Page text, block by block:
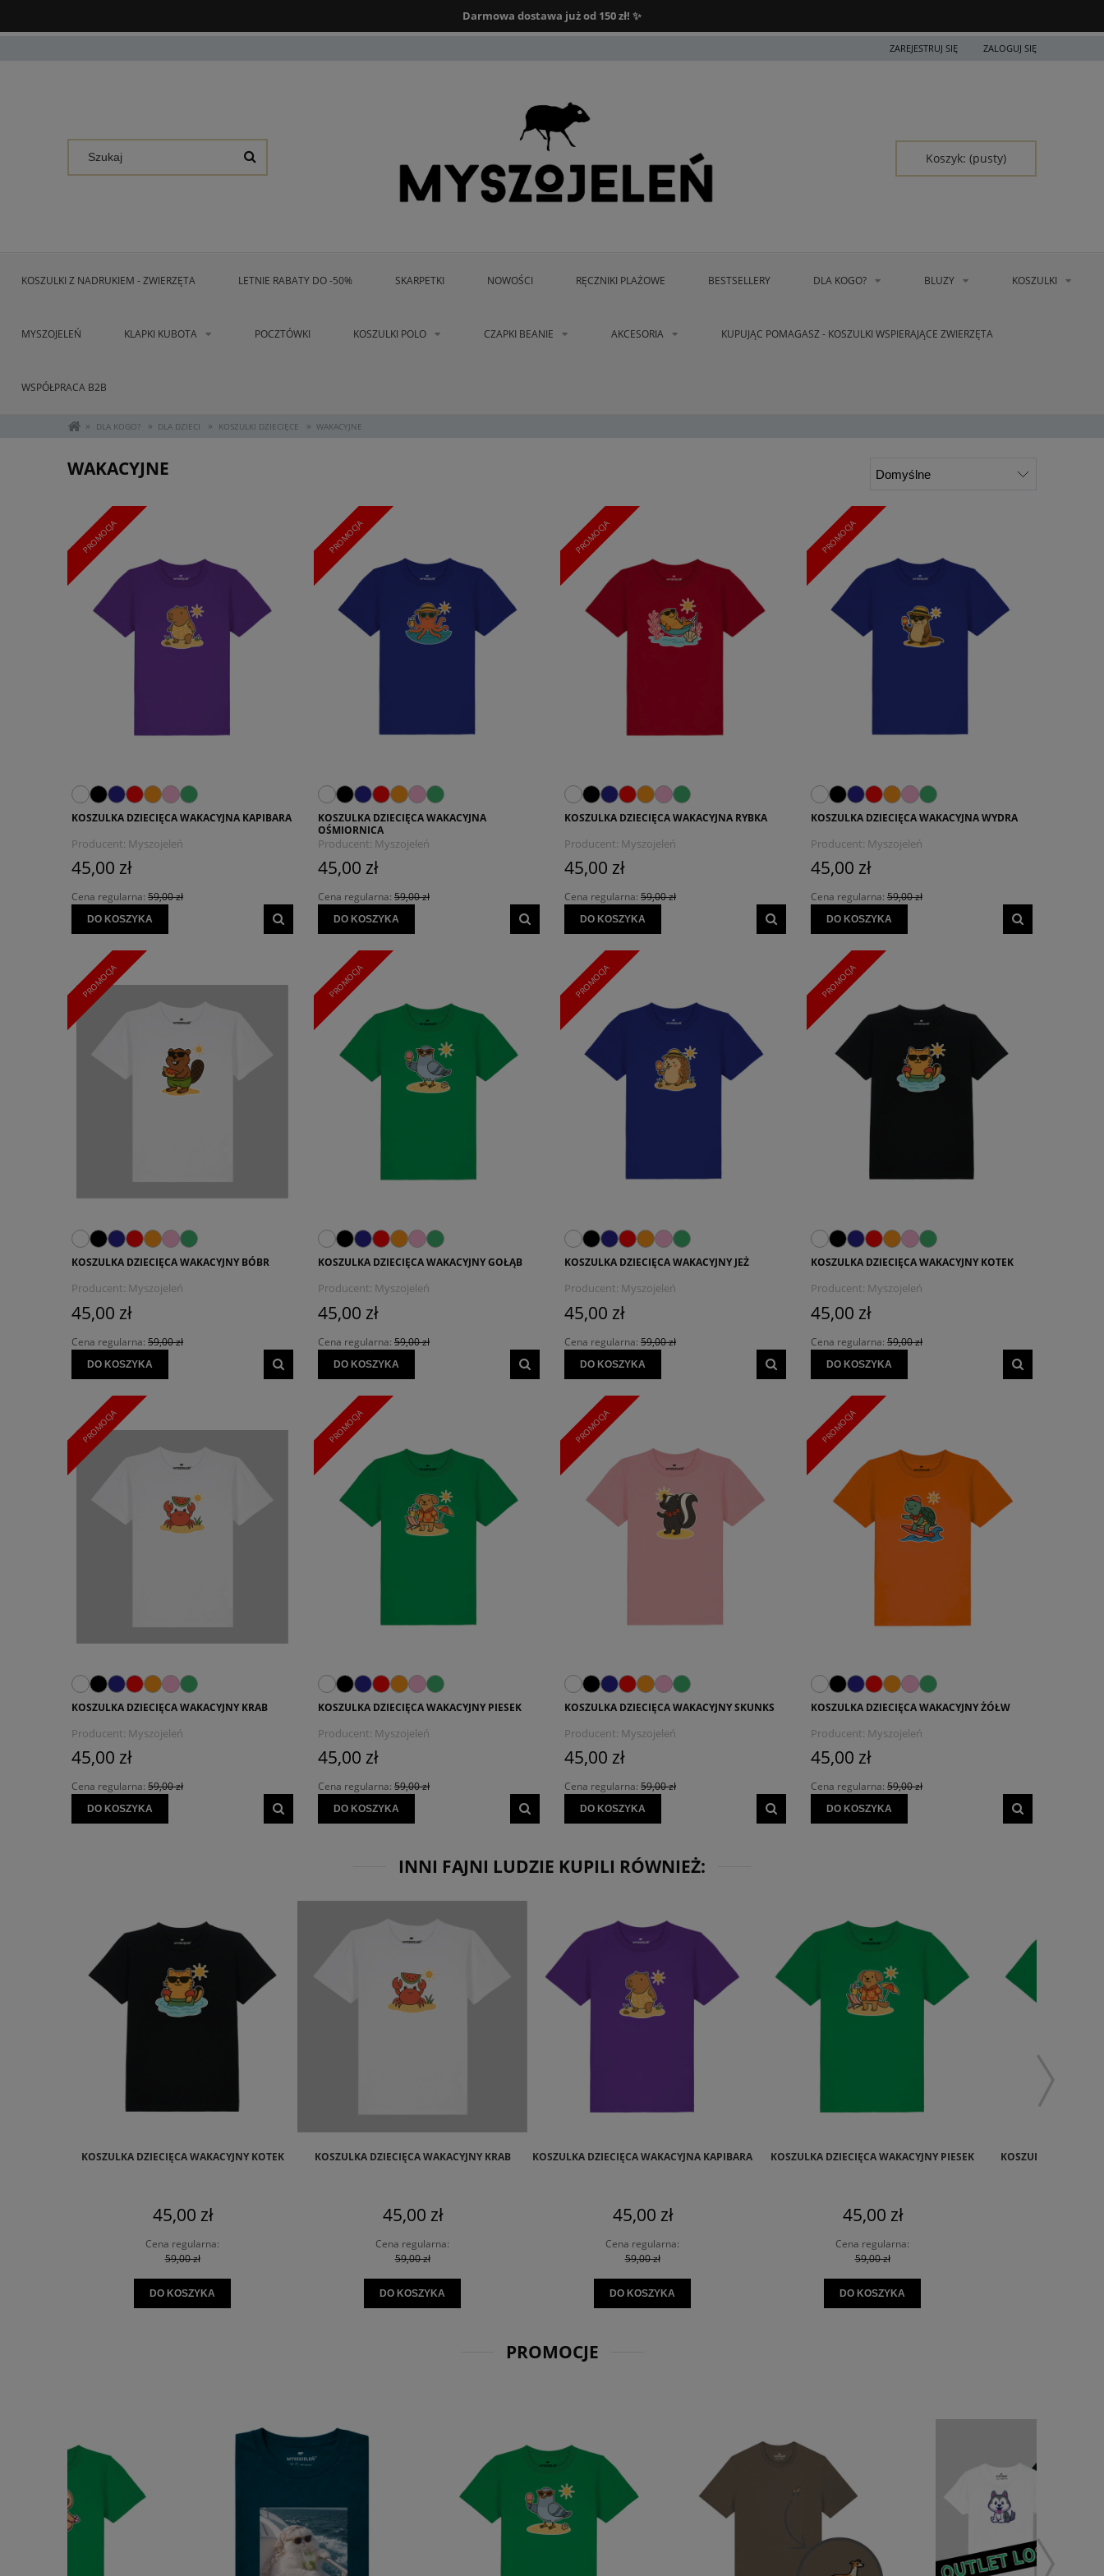
Darmowa dostawa od 150 zł.
Darmowa dostawa już od 150 zł! ✨
ZAREJESTRUJ SIĘ ZALOGUJ SIĘ
Koszyk: (pusty)
KOSZULKI Z NADRUKIEM - ZWIERZĘTA LETNIE RABATY DO -50% SKARPETKI NOWOŚCI RĘCZNIKI PLAŻOWE BESTSELLERY DLA KOGO? BLUZY KOSZULKI
MYSZOJELEŃ KLAPKI KUBOTA POCZTÓWKI KOSZULKI POLO CZAPKI BEANIE AKCESORIA KUPUJĄC POMAGASZ - KOSZULKI WSPIERAJĄCE ZWIERZĘTA
WSPÓŁPRACA B2B
» DLA KOGO? » DLA DZIECI » KOSZULKI DZIECIĘCE » WAKACYJNE
WAKACYJNE
KOSZULKA DZIECIĘCA WAKACYJNA KAPIBARA
Producent: Myszojeleń
45,00 zł
Cena regularna: 59,00 zł
DO KOSZYKA
PROMOCJA
KOSZULKA DZIECIĘCA WAKACYJNA
OŚMIORNICA
Producent: Myszojeleń
45,00 zł
Cena regularna: 59,00 zł
DO KOSZYKA
PROMOCJA
KOSZULKA DZIECIĘCA WAKACYJNA RYBKA
Producent: Myszojeleń
45,00 zł
Cena regularna: 59,00 zł
DO KOSZYKA
PROMOCJA
KOSZULKA DZIECIĘCA WAKACYJNA WYDRA
Producent: Myszojeleń
45,00 zł
Cena regularna: 59,00 zł
DO KOSZYKA
PROMOCJA
KOSZULKA DZIECIĘCA WAKACYJNY BÓBR
Producent: Myszojeleń
45,00 zł
Cena regularna: 59,00 zł
DO KOSZYKA
PROMOCJA
KOSZULKA DZIECIĘCA WAKACYJNY GOŁĄB
Producent: Myszojeleń
45,00 zł
Cena regularna: 59,00 zł
DO KOSZYKA
PROMOCJA
KOSZULKA DZIECIĘCA WAKACYJNY JEŻ
Producent: Myszojeleń
45,00 zł
Cena regularna: 59,00 zł
DO KOSZYKA
PROMOCJA
KOSZULKA DZIECIĘCA WAKACYJNY KOTEK
Producent: Myszojeleń
45,00 zł
Cena regularna: 59,00 zł
DO KOSZYKA
PROMOCJA
KOSZULKA DZIECIĘCA WAKACYJNY KRAB
Producent: Myszojeleń
45,00 zł
Cena regularna: 59,00 zł
DO KOSZYKA
PROMOCJA
KOSZULKA DZIECIĘCA WAKACYJNY PIESEK
Producent: Myszojeleń
45,00 zł
Cena regularna: 59,00 zł
DO KOSZYKA
PROMOCJA
KOSZULKA DZIECIĘCA WAKACYJNY SKUNKS
Producent: Myszojeleń
45,00 zł
Cena regularna: 59,00 zł
DO KOSZYKA
PROMOCJA
KOSZULKA DZIECIĘCA WAKACYJNY ŻÓŁW
Producent: Myszojeleń
45,00 zł
Cena regularna: 59,00 zł
DO KOSZYKA
PROMOCJA
INNI FAJNI LUDZIE KUPILI RÓWNIEŻ:
KOSZULKA DZIECIĘCA WAKACYJNY KOTEK
45,00 zł
Cena regularna:
59,00 zł
DO KOSZYKA
KOSZULKA DZIECIĘCA WAKACYJNY KRAB
45,00 zł
Cena regularna:
59,00 zł
DO KOSZYKA
KOSZULKA DZIECIĘCA WAKACYJNA KAPIBARA
45,00 zł
Cena regularna:
59,00 zł
DO KOSZYKA
KOSZULKA DZIECIĘCA WAKACYJNY PIESEK
45,00 zł
Cena regularna:
59,00 zł
DO KOSZYKA
KOSZULKA
PROMOCJE